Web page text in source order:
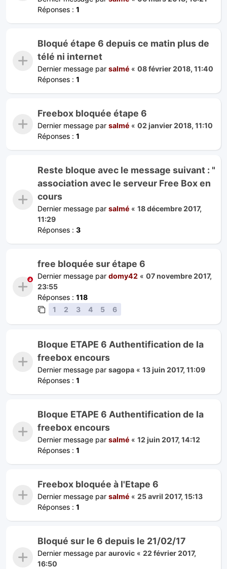
Réponses : 1
Bloqué étape 6 depuis ce matin plus de
télé ni internet
Dernier message par salmé « 08 février 2018, 11:40
Réponses : 1
Freebox bloquée étape 6
Dernier message par salmé « 02 janvier 2018, 11:10
Réponses : 1
Reste bloque avec le message suivant : "
association avec le serveur Free Box en
cours
Dernier message par salmé « 18 décembre 2017,
11:29
Réponses : 3
free bloquée sur étape 6
Dernier message par domy42 « 07 novembre 2017,
23:55
Réponses : 118
1
2 3 4 5 6
Bloque ETAPE 6 Authentification de la
freebox encours
Dernier message par sagopa « 13 juin 2017, 11:09
Réponses : 1
Bloque ETAPE 6 Authentification de la
freebox encours
Dernier message par salmé « 12 juin 2017, 14:12
Réponses : 1
Freebox bloquée à l'Etape 6
Dernier message par salmé « 25 avril 2017, 15:13
Réponses : 1
Bloqué sur le 6 depuis le 21/02/17
Dernier message par aurovic « 22 février 2017,
16:50